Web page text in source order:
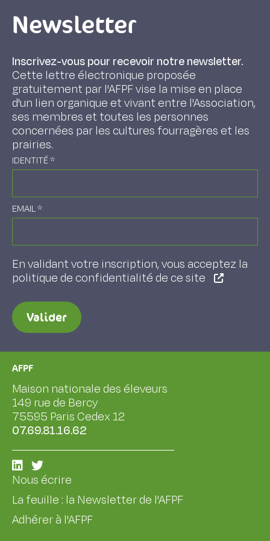
Newsletter
Inscrivez-vous pour recevoir notre newsletter.
Cette lettre électronique proposée
gratuitement par l'AFPF vise la mise en place
d'un lien organique et vivant entre l'Association,
ses membres et toutes les personnes
concernées par les cultures fourragères et les
prairies.
IDENTITÉ*
EMAIL*
En validant votre inscription, vous acceptez la
politique de confidentialité de ce site
Valider
AFPF
Maison nationale des éleveurs
149 rue de Bercy
75595 Paris Cedex 12
07.69.81.16.62
Nous écrire
La feuille : la Newsletter de l'AFPF
Adhérer à l'AFPF